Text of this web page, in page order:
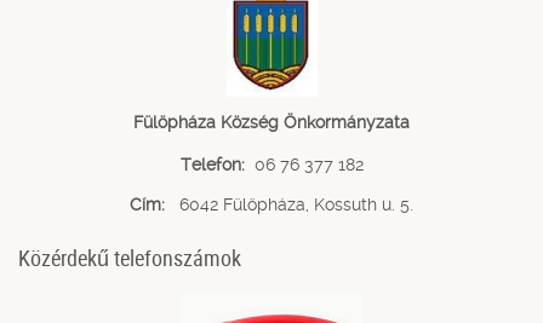
Fülöpháza Község Önkormányzata
Telefon: 06 76 377 182
Cím: 6042 Fülöpháza, Kossuth u. 5.
Közérdekű telefonszámok